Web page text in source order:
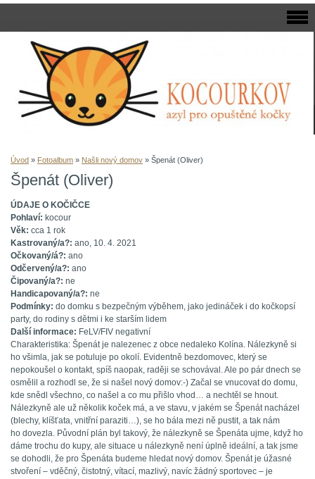
Úvod » Fotoalbum » Našli nový domov » Špenát (Oliver)
Špenát (Oliver)
ÚDAJE O KOČIČCE
Pohlaví: kocour
Věk: cca 1 rok
Kastrovaný/a?: ano, 10. 4. 2021
Očkovaný/á?: ano
Odčervený/a?: ano
Čipovaný/a?: ne
Handicapovaný/a?: ne
Podmínky: do domku s bezpečným výběhem, jako jedináček i do kočkopsí
party, do rodiny s dětmi i ke starším lidem
Další informace: FeLV/FIV negativní
Charakteristika: Špenát je nalezenec z obce nedaleko Kolína. Nálezkyně si
ho všimla, jak se potuluje po okolí. Evidentně bezdomovec, který se
nepokoušel o kontakt, spíš naopak, raději se schovával. Ale po pár dnech se
osmělil a rozhodl se, že si našel nový domov:-) Začal se vnucovat do domu,
kde snědl všechno, co našel a co mu přišlo vhod… a nechtěl se hnout.
Nálezkyně ale už několik koček má, a ve stavu, v jakém se Špenát nacházel
(blechy, klíšťata, vnitřní paraziti…), se ho bála mezi ně pustit, a tak nám
ho dovezla. Původní plán byl takový, že nálezkyně se Špenáta ujme, když ho
dáme trochu do kupy, ale situace u nálezkyně není úplně ideální, a tak jsme
se dohodli, že pro Špenáta budeme hledat nový domov. Špenát je úžasné
stvoření – vděčný, čistotný, vítací, mazlivý, navíc žádný sportovec – je